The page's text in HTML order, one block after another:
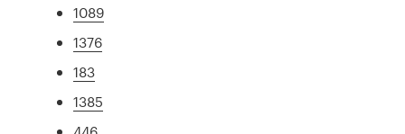
1089
1376
183
1385